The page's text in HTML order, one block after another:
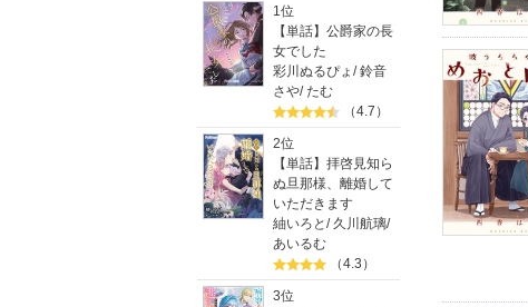
1位
【単話】公爵家の長
女でした
彩川ぬるぴょ /鈴音
さや/たむ
（4.7）
2位
【単話】拝啓見知ら
ぬ旦那様、離婚して
いただきます
紬いろと / 久川航璃/
あいるむ
（4.3）
3位